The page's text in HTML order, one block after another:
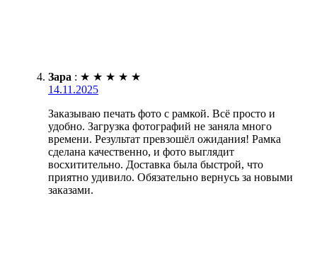
Зара : ★ ★ ★ ★ ★
14.11.2025
Заказываю печать фото с рамкой. Всё просто и
удобно. Загрузка фотографий не заняла много
времени. Результат превзошёл ожидания! Рамка
сделана качественно, и фото выглядит
восхитительно. Доставка была быстрой, что
приятно удивило. Обязательно вернусь за новыми
заказами.